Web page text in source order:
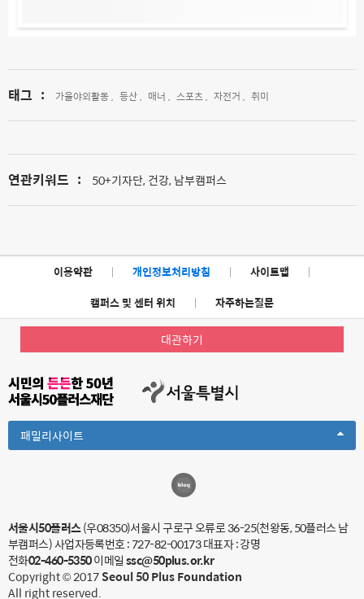
태그 : 가을야외활동 , 등산 , 매너 , 스포츠 , 자전거 , 취미
연관키워드 : 50+기자단, 건강, 남부캠퍼스
이용약관 | 개인정보처리방침 | 사이트맵
|
캠퍼스 및 센터 위치
| 자주하는질문
대관하기
패밀리사이트Toggle
Dropdown
서울시50플러스(우08350)서울시 구로구 오류로 36-25(천왕동, 50플러스 남
부캠퍼스)사업자등록번호 : 727-82-00173대표자 : 강명
전화02-460-5350이메일ssc@50plus.or.kr
Copyright © 2017Seoul 50 Plus Foundation
All right reserved.